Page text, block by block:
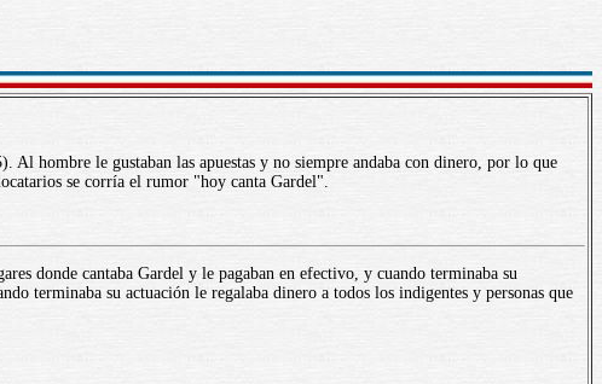
Al hombre le gustaban las apuestas y no siempre andaba con dinero, por lo que
se corría el rumor "hoy canta Gardel".
donde cantaba Gardel y le pagaban en efectivo, y cuando terminaba su
terminaba su actuación le regalaba dinero a todos los indigentes y personas que